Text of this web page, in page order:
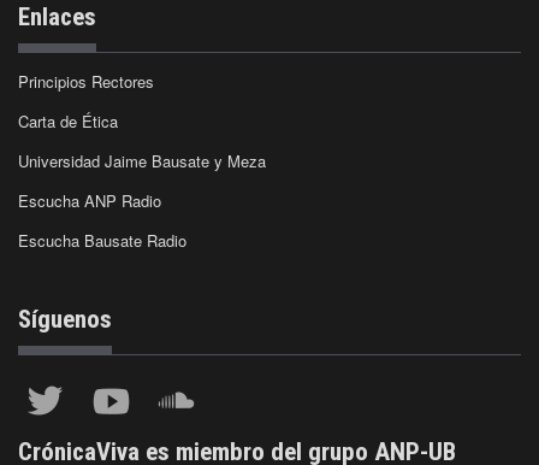
Enlaces
Principios Rectores
Carta de Ética
Universidad Jaime Bausate y Meza
Escucha ANP Radio
Escucha Bausate Radio
Síguenos
CrónicaViva es miembro del grupo ANP-UB